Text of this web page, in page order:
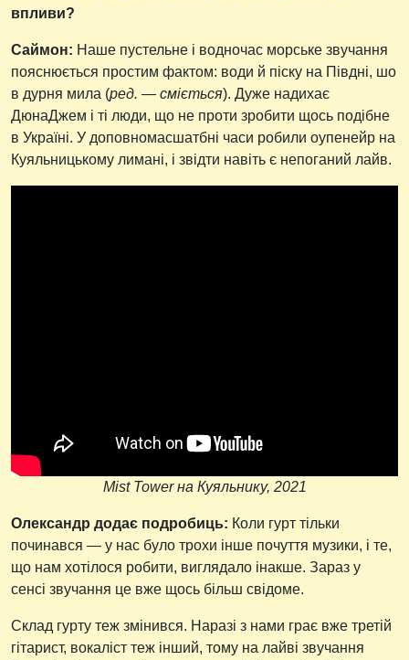
впливи?
Саймон: Наше пустельне і водночас морське звучання
пояснюється простим фактом: води й піску на Півдні, шо
в дурня мила (ред. — сміється). Дуже надихає
ДюнаДжем і ті люди, що не проти зробити щось подібне
в Україні. У доповномасшатбні часи робили оупенейр на
Куяльницькому лимані, і звідти навіть є непоганий лайв.
Mist Tower на Куяльнику, 2021
Олександр додає подробиць: Коли гурт тільки
починався — у нас було трохи інше почуття музики, і те,
що нам хотілося робити, виглядало інакше. Зараз у
сенсі звучання це вже щось більш свідоме.
Склад гурту теж змінився. Наразі з нами грає вже третій
гітарист, вокаліст теж інший, тому на лайві звучання